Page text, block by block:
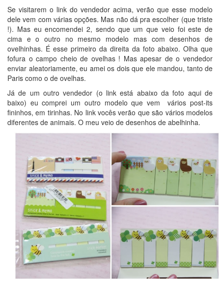
Se visitarem o link do vendedor acima, verão que esse modelo
dele vem com várias opções. Mas não dá pra escolher (que triste
!). Mas eu encomendei 2, sendo que um que veio foi este de
cima e o outro no mesmo modelo mas com desenhos de
ovelhinhas. É esse primeiro da direita da foto abaixo. Olha que
fofura o campo cheio de ovelhas ! Mas apesar de o vendedor
enviar aleatoriamente, eu amei os dois que ele mandou, tanto de
Paris como o de ovelhas.
Já de um outro vendedor (o link está abaixo da foto aqui de
baixo) eu comprei um outro modelo que vem vários post-its
fininhos, em tirinhas. No link vocês verão que são vários modelos
diferentes de animais. O meu veio de desenhos de abelhinha.